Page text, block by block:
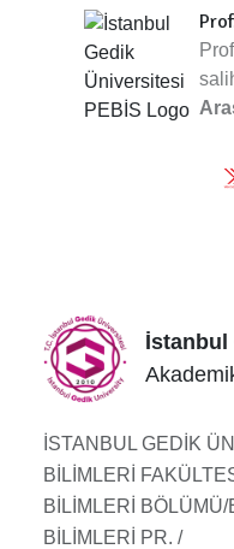
İstanbul
İSTANBUL GEDİK
BİLİMLERİ
BİLİMLERİ
BİLİMLERİ PR. /